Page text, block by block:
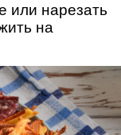
или нарезать
на